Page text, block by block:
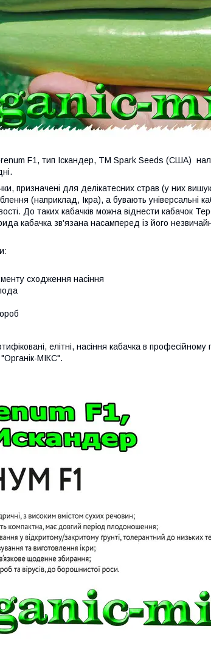
F1, тип Іскандер, ТМ Spark Seeds (США)
призначені для делікатесних страв (у них
(наприклад, Ікра), а бувають універсальні
До таких кабачків можна віднести кабачок
кабачка зв'язана насамперед із його
сходження насіння
елітні, насіння кабачка в
МІКС".